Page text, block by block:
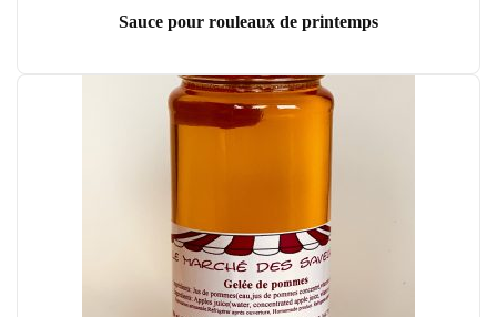
Sauce pour rouleaux de printemps